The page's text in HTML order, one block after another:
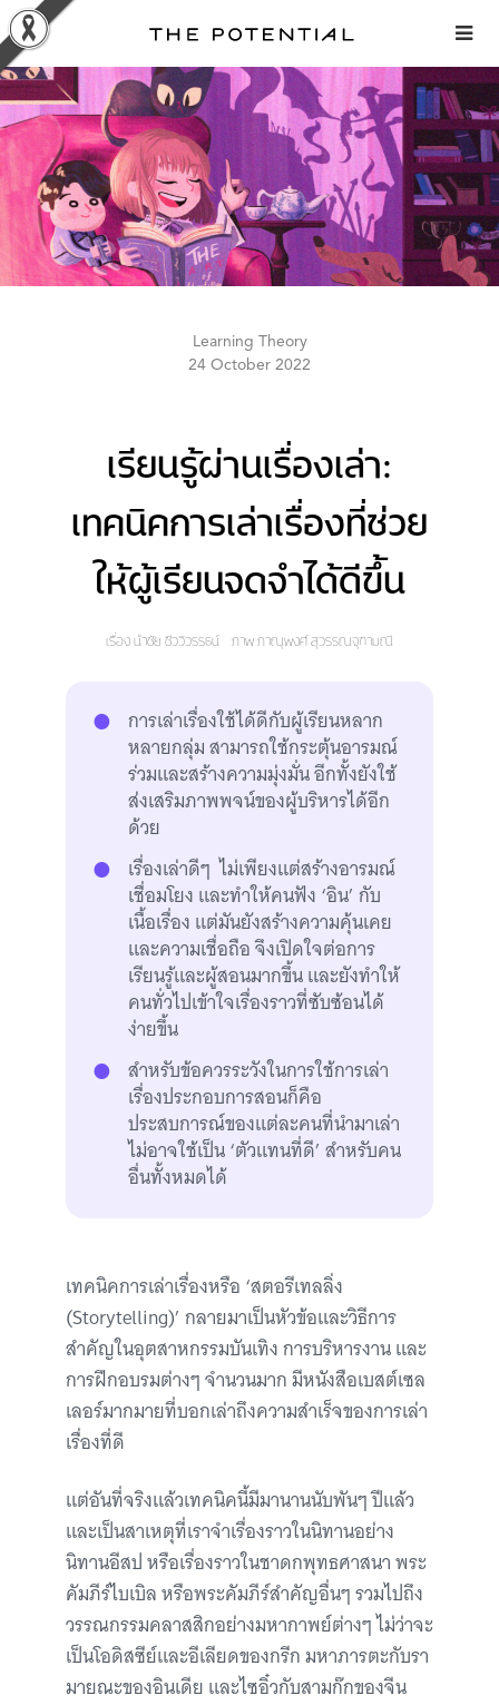
Skip
to
content
Learning Theory
24 October 2022
เรียนรู้ผ่านเรื่องเล่า:
เทคนิคการเล่าเรื่องที่ช่วย
ให้ผู้เรียนจดจำได้ดีขึ้น
เรื่อง นำชัย ชีววิวรรธน์ ภาพ ภาณุพงศ์ สุวรรณจุฑามณี
การเล่าเรื่องใช้ได้ดีกับผู้เรียนหลาก
หลายกลุ่ม สามารถใช้กระตุ้นอารมณ์
ร่วมและสร้างความมุ่งมั่น อีกทั้งยังใช้
ส่งเสริมภาพพจน์ของผู้บริหารได้อีก
ด้วย
เรื่องเล่าดีๆ ไม่เพียงแต่สร้างอารมณ์
เชื่อมโยง และทำให้คนฟัง ‘อิน’ กับ
เนื้อเรื่อง แต่มันยังสร้างความคุ้นเคย
และความเชื่อถือ จึงเปิดใจต่อการ
เรียนรู้และผู้สอนมากขึ้น และยังทำให้
คนทั่วไปเข้าใจเรื่องราวที่ซับซ้อนได้
ง่ายขึ้น
สำหรับข้อควรระวังในการใช้การเล่า
เรื่องประกอบการสอนก็คือ
ประสบการณ์ของแต่ละคนที่นำมาเล่า
ไม่อาจใช้เป็น ‘ตัวแทนที่ดี’ สำหรับคน
อื่นทั้งหมดได้
เทคนิคการเล่าเรื่องหรือ ‘สตอรีเทลลิ่ง
(Storytelling)’ กลายมาเป็นหัวข้อและวิธีการ
สำคัญในอุตสาหกรรมบันเทิง การบริหารงาน และ
การฝึกอบรมต่างๆ จำนวนมาก มีหนังสือเบสต์เซล
เลอร์มากมายที่บอกเล่าถึงความสำเร็จของการเล่า
เรื่องที่ดี
แต่อันที่จริงแล้วเทคนิคนี้มีมานานนับพันๆ ปีแล้ว
และเป็นสาเหตุที่เราจำเรื่องราวในนิทานอย่าง
นิทานอีสป หรือเรื่องราวในชาดกพุทธศาสนา พระ
คัมภีร์ไบเบิล หรือพระคัมภีร์สำคัญอื่นๆ รวมไปถึง
วรรณกรรมคลาสสิกอย่างมหากาพย์ต่างๆ ไม่ว่าจะ
เป็นโอดิสซีย์และอีเลียดของกรีก มหาภารตะกับรา
มายณะของอินเดีย และไซอิ๋วกับสามก๊กของจีน